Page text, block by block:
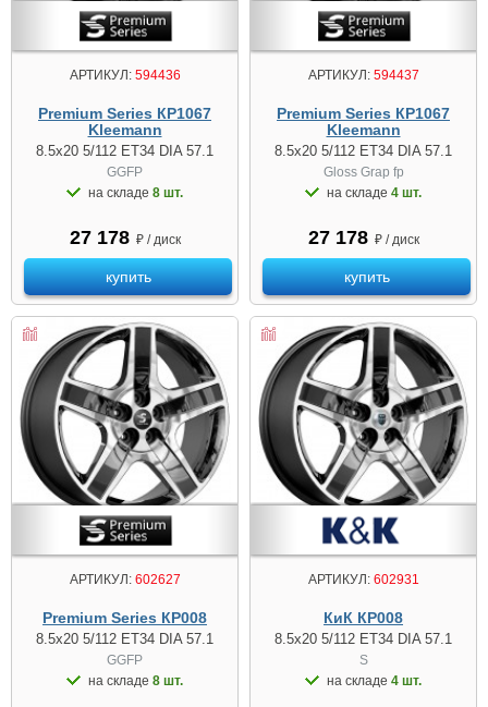
АРТИКУЛ:594436
Premium Series КР1067
Kleemann
8.5x20 5/112 ET34 DIA 57.1
GGFP
на складе 8 шт.
27 178 ₽ / диск
купить
АРТИКУЛ:594437
Premium Series КР1067
Kleemann
8.5x20 5/112 ET34 DIA 57.1
Gloss Grap fp
на складе 4 шт.
27 178 ₽ / диск
купить
АРТИКУЛ:602627
Premium Series КР008
8.5x20 5/112 ET34 DIA 57.1
GGFP
на складе 8 шт.
АРТИКУЛ:602931
КиК КР008
8.5x20 5/112 ET34 DIA 57.1
S
на складе 4 шт.